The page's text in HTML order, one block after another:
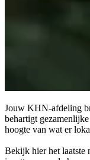
Jouw KHN-afdeling
behartigt
hoogte van wat er
Bekijk hier het laatste